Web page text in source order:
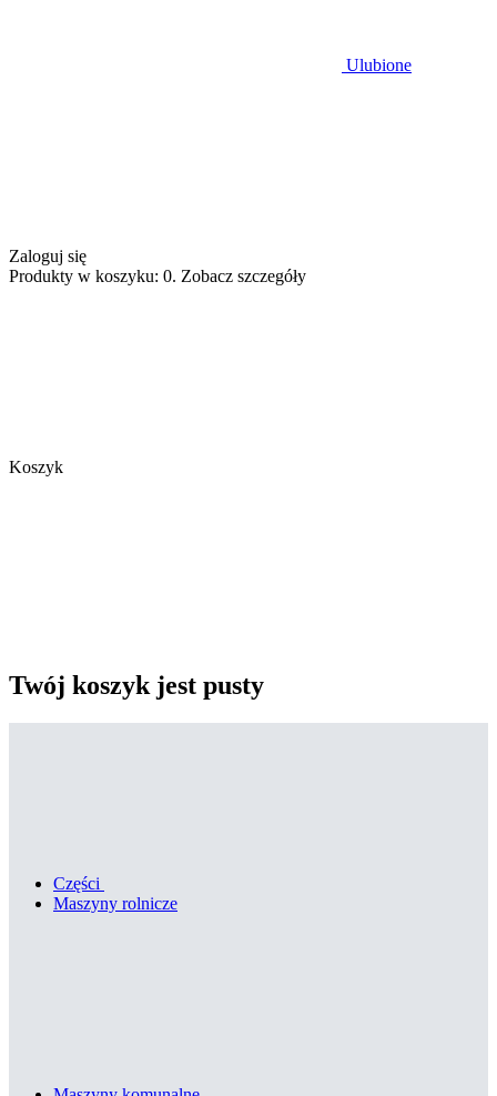
Ulubione
Zaloguj się
Produkty w koszyku: 0. Zobacz szczegóły
Koszyk
Twój koszyk jest pusty
Części
Maszyny rolnicze